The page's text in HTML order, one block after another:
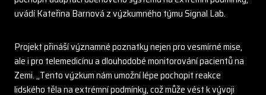
uvádí Kateřina Barnová z výzkumného týmu Signal Lab.
Projekt přináší významné poznatky nejen pro vesmírné mise,
ale i pro telemedicínu a dlouhodobé monitorování pacientů na
Zemi. „Tento výzkum nám umožní lépe pochopit reakce
lidského těla na extrémní podmínky, což může vést k vývoji